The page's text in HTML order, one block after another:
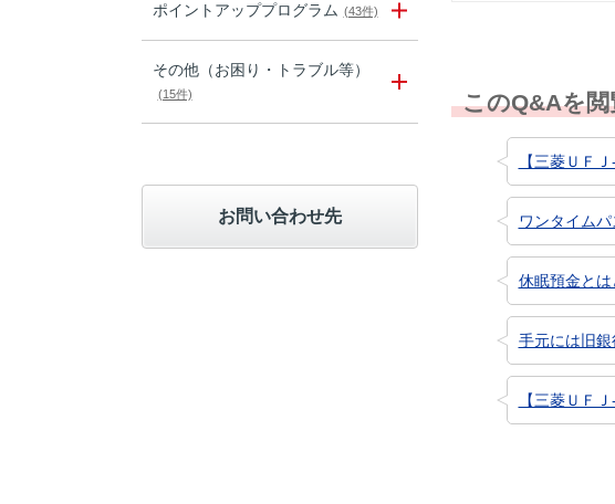
ポイントアッププログラム (43件)
その他（お困り・トラブル等）
(15件)
お問い合わせ先
このQ&Aを
【三菱ＵＦ
ワンタイム
休眠預金と
手元には旧
【三菱ＵＦ